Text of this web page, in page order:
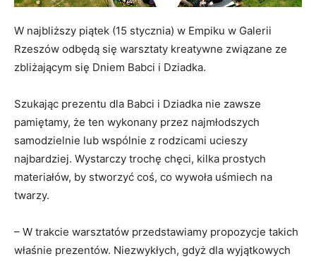
W najbliższy piątek (15 stycznia) w Empiku w Galerii
Rzeszów odbędą się warsztaty kreatywne związane ze
zbliżającym się Dniem Babci i Dziadka.
Szukając prezentu dla Babci i Dziadka nie zawsze
pamiętamy, że ten wykonany przez najmłodszych
samodzielnie lub wspólnie z rodzicami ucieszy
najbardziej. Wystarczy trochę chęci, kilka prostych
materiałów, by stworzyć coś, co wywoła uśmiech na
twarzy.
– W trakcie warsztatów przedstawiamy propozycje takich
właśnie prezentów. Niezwykłych, gdyż dla wyjątkowych